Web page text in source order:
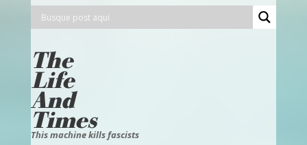
The
Life
And
Times
This machine kills fascists